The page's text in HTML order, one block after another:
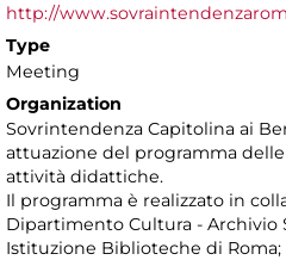
http://
Type
Meeting
Organization
Sovrintendenza Capitolina ai
attuazione del programma
attività didattiche.
Il programma è realizzato in
Dipartimento Cultura - Archivio
Istituzione Biblioteche di